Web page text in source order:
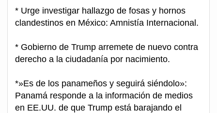
* Urge investigar hallazgo de fosas y hornos
clandestinos en México: Amnistía Internacional.
* Gobierno de Trump arremete de nuevo contra
derecho a la ciudadanía por nacimiento.
*»Es de los panameños y seguirá siéndolo»:
Panamá responde a la información de medios
en EE.UU. de que Trump está barajando el